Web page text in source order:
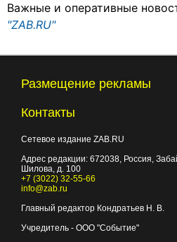
Важные и оперативные
"ZAB.RU"
Размещение рекламы
Контакты
Сетевое издание ZAB.RU
Адрес редакции: 672038, Россия,
Шилова, д. 100
+7 (3022) 32-55-66
info@zab.ru
Главный редактор Кондратьев Н. В.
Учредитель - ООО "Событие"